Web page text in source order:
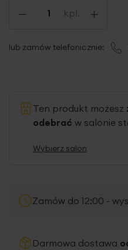
- kpl. +
lub zamów telefonicznie:
Ten produkt możesz
odebrać w salonie
Wybierz salon
Zamów do 12:00 -
Darmowa dostawa